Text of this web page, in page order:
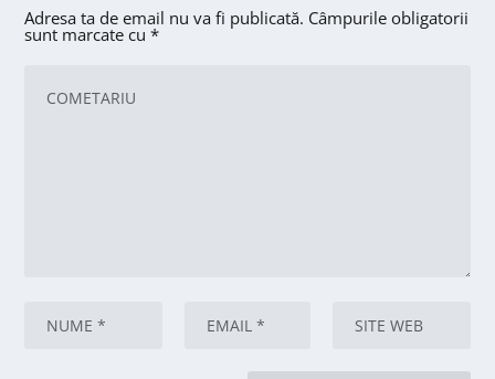
Adresa ta de email nu va fi publicată. Câmpurile obligatorii
sunt marcate cu*